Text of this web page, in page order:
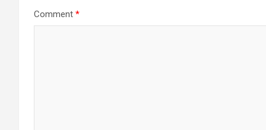
Comment *